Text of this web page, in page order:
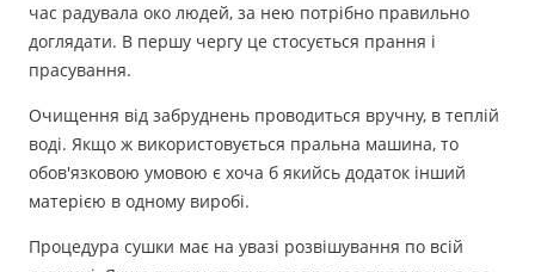
час радувала око людей, за нею потрібно правильно
доглядати. В першу чергу це стосується прання і
прасування.
Очищення від забруднень проводиться вручну, в теплій
воді. Якщо ж використовується пральна машина, то
обов'язковою умовою є хоча б якийсь додаток інший
матерією в одному виробі.
Процедура сушки має на увазі розвішування по всій